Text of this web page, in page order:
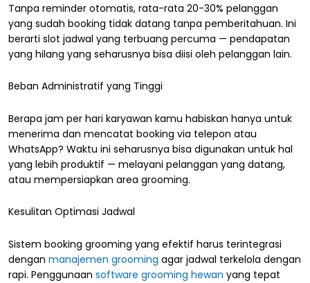
Tanpa reminder otomatis, rata-rata 20-30% pelanggan
yang sudah booking tidak datang tanpa pemberitahuan. Ini
berarti slot jadwal yang terbuang percuma — pendapatan
yang hilang yang seharusnya bisa diisi oleh pelanggan lain.
Beban Administratif yang Tinggi
Berapa jam per hari karyawan kamu habiskan hanya untuk
menerima dan mencatat booking via telepon atau
WhatsApp? Waktu ini seharusnya bisa digunakan untuk hal
yang lebih produktif — melayani pelanggan yang datang,
atau mempersiapkan area grooming.
Kesulitan Optimasi Jadwal
Sistem booking grooming yang efektif harus terintegrasi
dengan manajemen grooming agar jadwal terkelola dengan
rapi. Penggunaan software grooming hewan yang tepat